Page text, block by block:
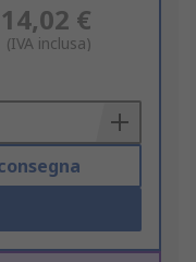
14,02 €
(IVA inclusa)